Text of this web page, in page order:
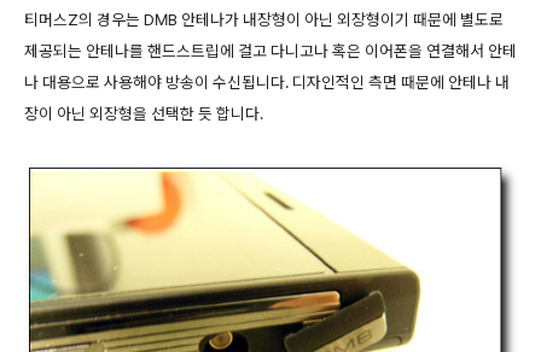
티머스Z의 경우는 DMB 안테나가 내장형이 아닌 외장형이기 때문에 별도로
제공되는 안테나를 핸드스트립에 걸고 다니고나 혹은 이어폰을 연결해서 안테
나 대용으로 사용해야 방송이 수신됩니다. 디자인적인 측면 때문에 안테나 내
장이 아닌 외장형을 선택한 듯 합니다.